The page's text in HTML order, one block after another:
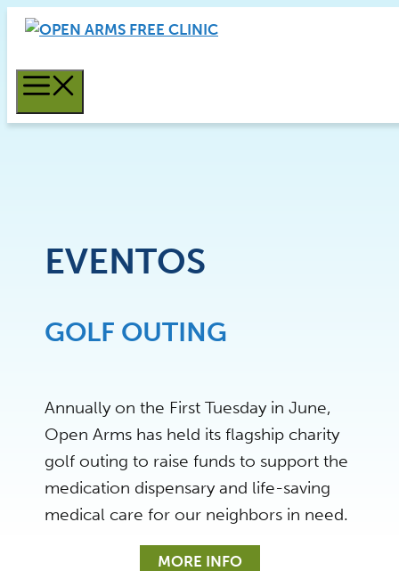
Saltar
contenido
EVENTOS
GOLF OUTING
Annually on the First Tuesday in June,
Open Arms has held its flagship charity
golf outing to raise funds to support the
medication dispensary and life-saving
medical care for our neighbors in need.
MORE INFO